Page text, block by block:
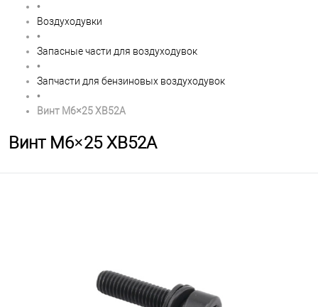
•
Воздуходувки
•
Запасные части для воздуходувок
•
Запчасти для бензиновых воздуходувок
•
Винт M6×25 XB52A
Винт M6×25 XB52A